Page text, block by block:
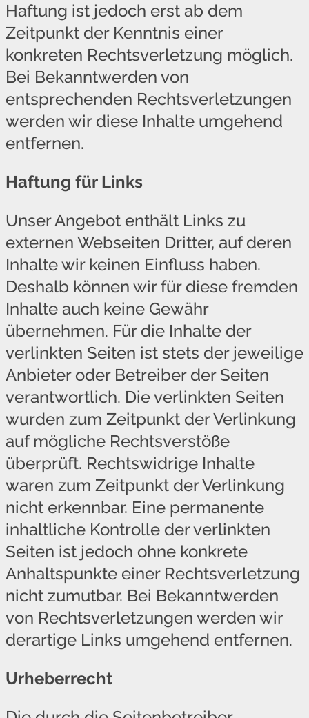
Haftung ist jedoch erst ab dem
Zeitpunkt der Kenntnis einer
konkreten Rechtsverletzung möglich.
Bei Bekanntwerden von
entsprechenden Rechtsverletzungen
werden wir diese Inhalte umgehend
entfernen.
Haftung für Links
Unser Angebot enthält Links zu
externen Webseiten Dritter, auf deren
Inhalte wir keinen Einfluss haben.
Deshalb können wir für diese fremden
Inhalte auch keine Gewähr
übernehmen. Für die Inhalte der
verlinkten Seiten ist stets der jeweilige
Anbieter oder Betreiber der Seiten
verantwortlich. Die verlinkten Seiten
wurden zum Zeitpunkt der Verlinkung
auf mögliche Rechtsverstöße
überprüft. Rechtswidrige Inhalte
waren zum Zeitpunkt der Verlinkung
nicht erkennbar. Eine permanente
inhaltliche Kontrolle der verlinkten
Seiten ist jedoch ohne konkrete
Anhaltspunkte einer Rechtsverletzung
nicht zumutbar. Bei Bekanntwerden
von Rechtsverletzungen werden wir
derartige Links umgehend entfernen.
Urheberrecht